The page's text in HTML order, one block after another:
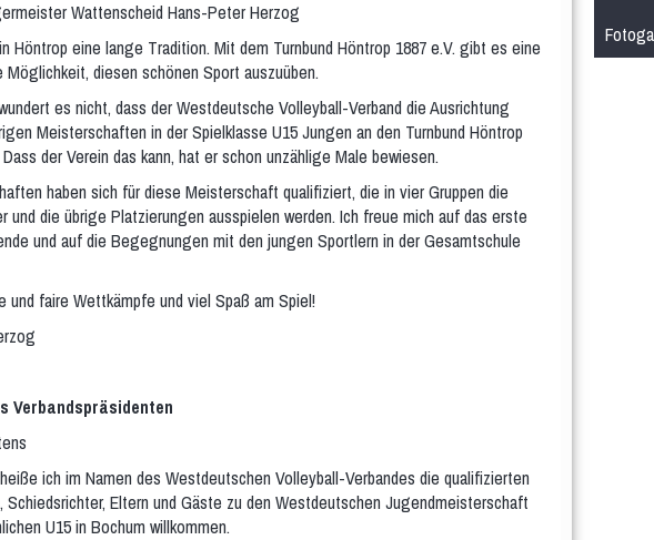
Höntrop eine lange Tradition. Mit dem Turnbund Höntrop 1887 e.V. gibt es eine
Möglichkeit, diesen schönen Sport auszuüben.
es nicht, dass der Westdeutsche Volleyball-Verband die Ausrichtung
Meisterschaften in der Spielklasse U15 Jungen an den Turnbund Höntrop
der Verein das kann, hat er schon unzählige Male bewiesen.
haben sich für diese Meisterschaft qualifiziert, die in vier Gruppen die
und die übrige Platzierungen ausspielen werden. Ich freue mich auf das erste
und auf die Begegnungen mit den jungen Sportlern in der Gesamtschule
und faire Wettkämpfe und viel Spaß am Spiel!
Verbandspräsidenten
ich im Namen des Westdeutschen Volleyball-Verbandes die qualifizierten
Schiedsrichter, Eltern und Gäste zu den Westdeutschen Jugendmeisterschaft
U15 in Bochum willkommen.